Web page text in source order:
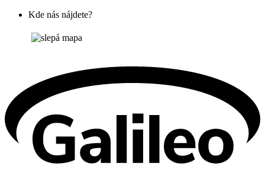
Kde nás nájdete?